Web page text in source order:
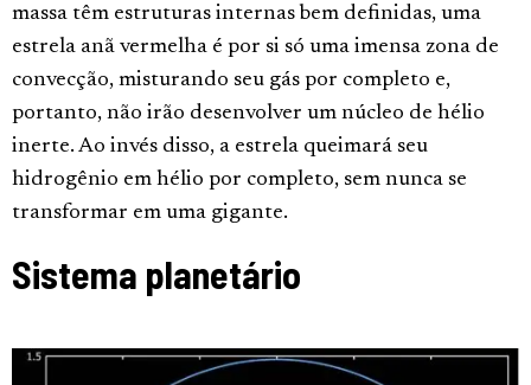
massa têm estruturas internas bem definidas, uma
estrela anã vermelha é por si só uma imensa zona de
convecção, misturando seu gás por completo e,
portanto, não irão desenvolver um núcleo de hélio
inerte. Ao invés disso, a estrela queimará seu
hidrogênio em hélio por completo, sem nunca se
transformar em uma gigante.
Sistema planetário